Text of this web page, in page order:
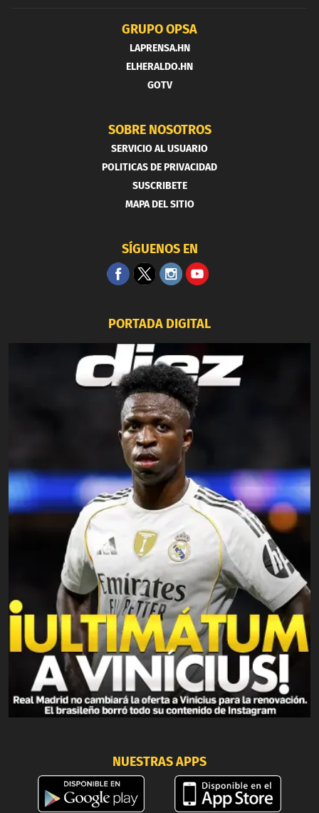
GRUPO OPSA
LAPRENSA.HN
ELHERALDO.HN
GOTV
SOBRE NOSOTROS
SERVICIO AL USUARIO
POLITICAS DE PRIVACIDAD
SUSCRIBETE
MAPA DEL SITIO
SÍGUENOS EN
PORTADA DIGITAL
NUESTRAS APPS